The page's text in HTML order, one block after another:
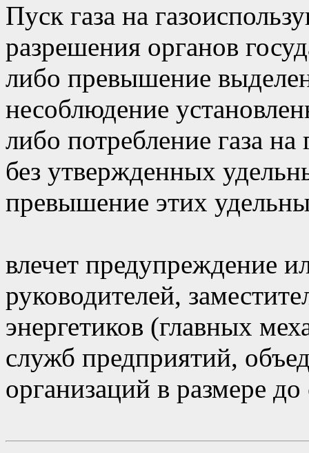
Пуск газа на
разрешения органов
либо превышение
несоблюдение
либо потребление газа
без утвержденных
превышение этих
влечет предупреждение
руководителей,
энергетиков (главных
служб предприятий,
организаций в размере до